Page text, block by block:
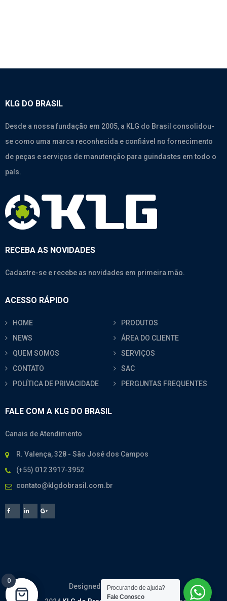
KLG DO BRASIL
Desde a nossa fundação em 2005, a KLG do Brasil consolidou-
se como uma marca reconhecida e confiável no fornecimento
de peças e serviços de manutenção para guindastes em todo o
país.
RECEBA AS NOVIDADES
Cadastre-se e recebe as novidades em primeira mão.
ACESSO RÁPIDO
HOME
PRODUTOS
NEWS
ÁREA DO CLIENTE
QUEM SOMOS
SERVIÇOS
CONTATO
SAC
POLÍTICA DE PRIVACIDADE
PERGUNTAS FREQUENTES
FALE COM A KLG DO BRASIL
Canais de Atendimento
R. Valença, 328 - São José dos Campos
(+55) 012 3917-3952
contato@klgdobrasil.com.br
Designed By
CodeMesh
Procurando de ajuda?
Fale Conosco
0
0